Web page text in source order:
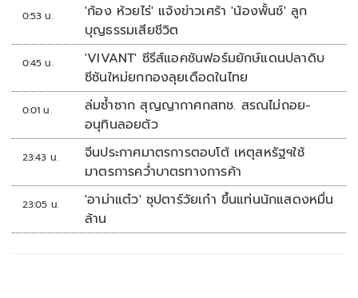
0:53 น.
'ก้อง ห้วยไร่' แจ้งข่าวเศร้า 'น้องพั้นช์' ลูก
บุญธรรมเสียชีวิต
0:45 น.
'VIVANT' ซีรีส์แอคชันฟอร์มยักษ์แดนปลาดิบ
ซีซันใหม่ยกกองลุยเดือดในไทย
0:01 น.
ล่มซ้ำซาก สุญญากาศกสทช. สรณไม่ถอย-
อนุทินลอยตัว
23:43 น.
จีนประกาศมาตรการตอบโต้ เหตุสหรัฐฯใช้
มาตรการคว่ำบาตรทางการค้า
23:05 น.
'อาม่าแต๋ว' ซุปตาร์วัยเก๋า ขึ้นแท่นนักแสดงหมื่น
ล้าน